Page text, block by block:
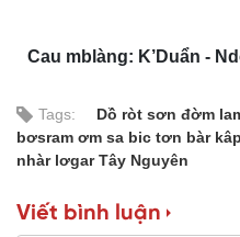
Cau mblàng: K’Duẩn -
Tags:
Dồ ròt sơn đờm
bơsram ơm sa bic tơn bàr
nhàr lơgar Tây Nguyên
Viết bình luận